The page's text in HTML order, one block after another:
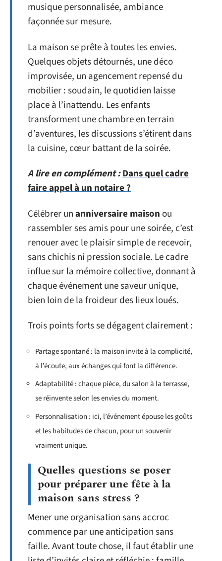
musique personnalisée, ambiance
façonnée sur mesure.
La maison se prête à toutes les envies.
Quelques objets détournés, une déco
improvisée, un agencement repensé du
mobilier : soudain, le quotidien laisse
place à l’inattendu. Les enfants
transforment une chambre en terrain
d’aventures, les discussions s’étirent dans
la cuisine, cœur battant de la soirée.
A lire en complément :Dans quel cadre
faire appel à un notaire ?
Célébrer unanniversaire maison ou
rassembler ses amis pour une soirée, c’est
renouer avec le plaisir simple de recevoir,
sans chichis ni pression sociale. Le cadre
influe sur la mémoire collective, donnant à
chaque événement une saveur unique,
bien loin de la froideur des lieux loués.
Trois points forts se dégagent clairement :
Partage spontané : la maison invite à la complicité,
à l’écoute, aux échanges qui font la différence.
Adaptabilité : chaque pièce, du salon à la terrasse,
se réinvente selon les envies du moment.
Personnalisation : ici, l’événement épouse les goûts
et les habitudes de chacun, pour un souvenir
vraiment unique.
Quelles questions se poser
pour préparer une fête à la
maison sans stress ?
Mener une organisation sans accroc
commence par une anticipation sans
faille. Avant toute chose, il faut établir une